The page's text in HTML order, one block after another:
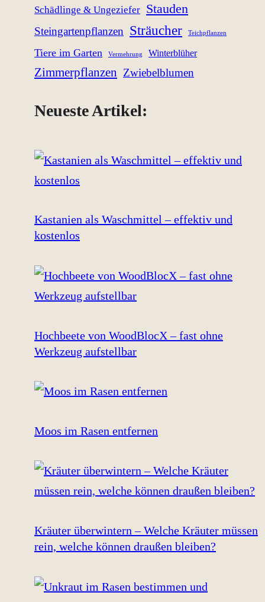
Schädlinge & Ungeziefer Stauden
Steingartenpflanzen Sträucher Teichpflanzen
Tiere im Garten Vermehrung Winterblüher
Zimmerpflanzen Zwiebelblumen
Neueste Artikel:
Kastanien als Waschmittel – effektiv und
kostenlos
Hochbeete von WoodBlocX – fast ohne
Werkzeug aufstellbar
Moos im Rasen entfernen
Kräuter überwintern – Welche Kräuter müssen
rein, welche können draußen bleiben?